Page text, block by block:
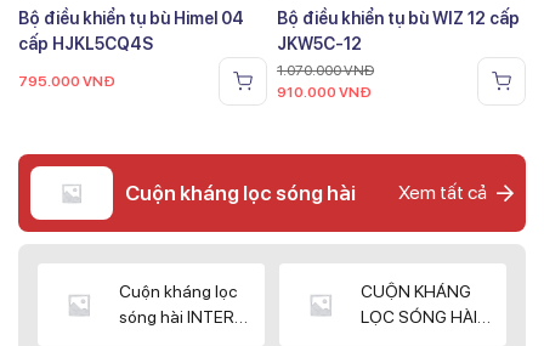
Bộ điều khiển tụ bù Himel 04
cấp HJKL5CQ4S
795.000 VNĐ
Bộ điều khiển tụ bù WIZ 12 cấp
JKW5C-12
1.070.000VNĐ
910.000 VNĐ
Cuộn kháng lọc sóng hài Xem tất cả
Cuộn kháng lọc
sóng hài INTER
CUỘN KHÁNG
LỌC SÓNG HÀI